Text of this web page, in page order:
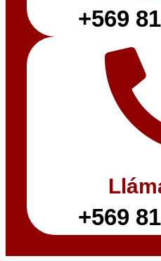
+569
+569